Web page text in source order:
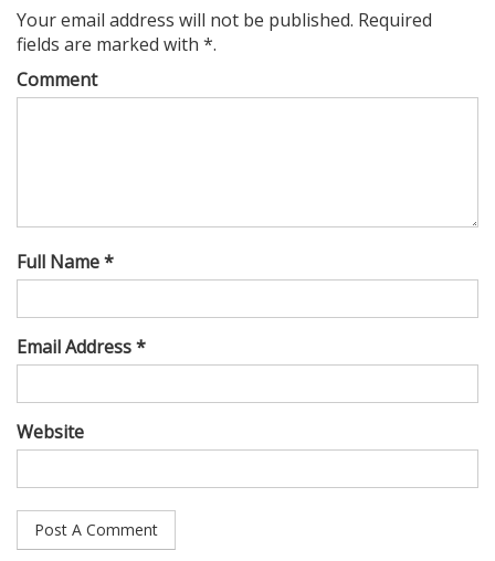
Your email address will not be published. Required
fields are marked with *.
Comment
Full Name *
Email Address *
Website